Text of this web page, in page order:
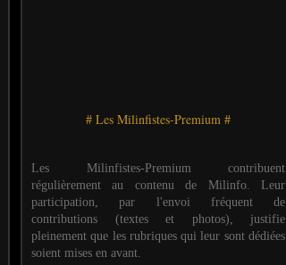
# Les Milinfistes-Premium #
Les Milinfistes-Premium contribuent
régulièrement au contenu de Milinfo. Leur
participation, par l'envoi fréquent de
contributions (textes et photos), justifie
pleinement que les rubriques qui leur sont dédiées
soient mises en avant.